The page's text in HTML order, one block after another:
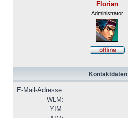
Florian
Administrator
Kontaktdaten
E-Mail-Adresse:
WLM:
YIM: